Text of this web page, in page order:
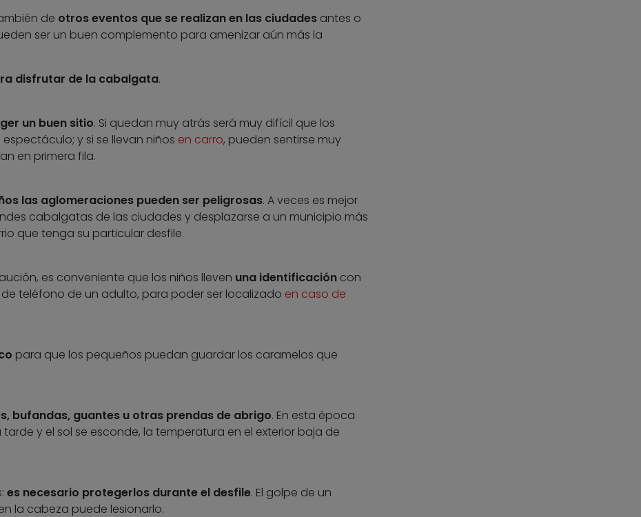
de otros eventos que se realizan en las ciudadesantes o
ser un buen complemento para amenizar aún más la
disfrutar de la cabalgata.
un buen sitio. Si quedan muy atrás será muy difícil que los
y si se llevan niños en carro, pueden sentirse muy
en primera fila.
las aglomeraciones pueden ser peligrosas. A veces es mejor
cabalgatas de las ciudades y desplazarse a un municipio más
que tenga su particular desfile.
es conveniente que los niños lleven una identificacióncon
teléfono de un adulto, para poder ser localizado en caso de
para que los pequeños puedan guardar los caramelos que
bufandas, guantes u otras prendas de abrigo. En esta época
y el sol se esconde, la temperatura en el exterior baja de
es necesario protegerlos durante el desfile. El golpe de un
la cabeza puede lesionarlo.